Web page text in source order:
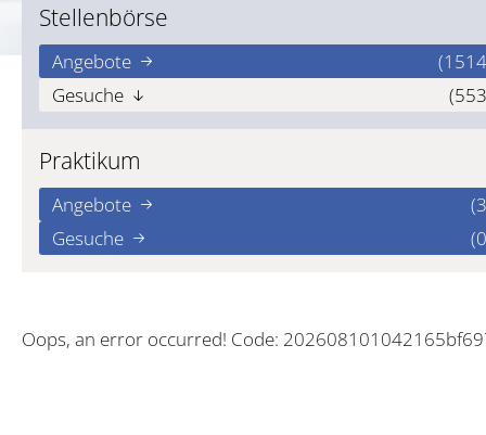
Stellenbörse
Angebote
Gesuche
Praktikum
Angebote
Gesuche
Oops, an error occurred! Code: